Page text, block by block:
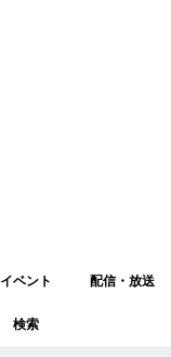
イベント 配信・放送
検索